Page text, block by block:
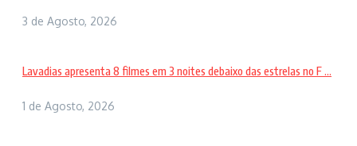
3 de Agosto, 2026
Lavadias apresenta 8 filmes em 3 noites debaixo das estrelas no F ...
1 de Agosto, 2026